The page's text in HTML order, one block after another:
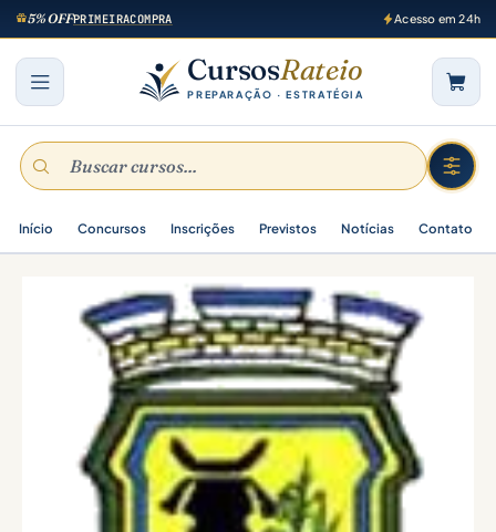
5% OFFPRIMEIRACOMPRA Acesso em 24h
CursosRateio
PREPARAÇÃO · ESTRATÉGIA
Início Concursos Inscrições Previstos Notícias Contato